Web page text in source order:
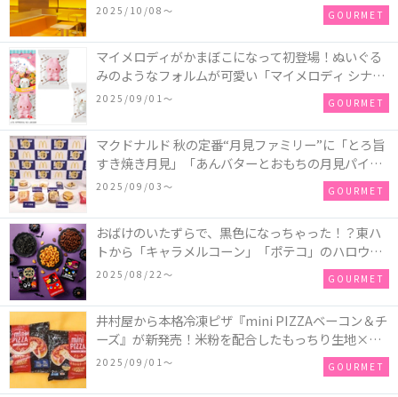
2025/10/08〜 GOURMET
マイメロディがかまぼこになって初登場！ぬいぐる
みのようなフォルムが可愛い「マイメロディ シナモ
ロール かまぼこ」が新発売
2025/09/01〜 GOURMET
マクドナルド 秋の定番“月見ファミリー”に「とろ旨
すき焼き月見」「あんバターとおもちの月見パイ」
「月見マ ックシェイク 山梨県産シャインマスカット
2025/09/03〜 GOURMET
おばけのいたずらで、黒色になっちゃった！？東ハ
トから「キャラメルコーン」「ポテコ」のハロウィ
ン限定商品が新発売♪
2025/08/22〜 GOURMET
井村屋から本格冷凍ピザ『mini PIZZAベーコン＆チ
ーズ』が新発売！米粉を配合したもっちり生地×ご
ろごろ具材×とろけるチーズで満足感たっぷりのピ
2025/09/01〜 GOURMET